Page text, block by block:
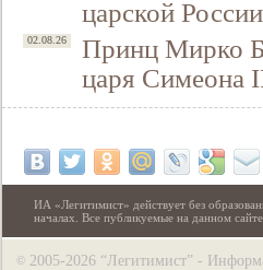
царской
02.08.26
Принц Мирко
царя Симеона
ИА «Легитимист» действует без
началах. Все публикуемые на данном
© 2005-2026 “Легитимист” -